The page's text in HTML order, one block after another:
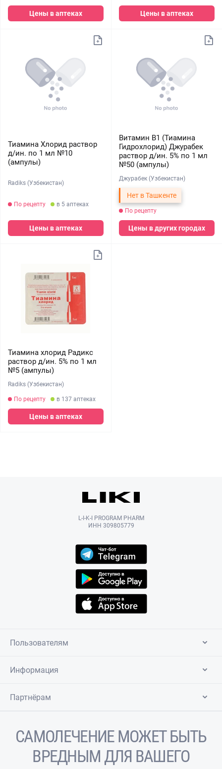
Цены в аптеках Цены в аптеках
Тиамина Хлорид раствор
д/ин. по 1 мл №10
(ампулы)
Radiks (Узбекистан)
По рецепту в 5 аптеках
Цены в аптеках
Витамин В1 (Тиамина
Гидрохлорид) Джурабек
раствор д/ин. 5% по 1 мл
№50 (ампулы)
Джурабек (Узбекистан)
Нет в Ташкенте
По рецепту
Цены в других городах
Тиамина хлорид Радикс
раствор д/ин. 5% по 1 мл
№5 (ампулы)
Radiks (Узбекистан)
По рецепту в 137 аптеках
Цены в аптеках
L-I-K-I PROGRAM PHARM
ИНН 309805779
Пользователям
Информация
Партнёрам
САМОЛЕЧЕНИЕ МОЖЕТ БЫТЬ
ВРЕДНЫМ ДЛЯ ВАШЕГО